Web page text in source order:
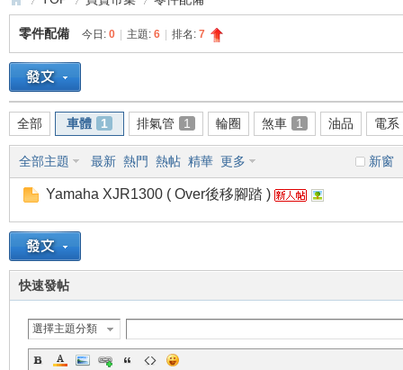
車
»
零件配備 今日: 0 主題: 6 排名: 7
全部 車體 1 排氣管 1 輪圈 煞車 1 油品 電系
新窗
全部主題 最新 熱門 熱帖 精華 更多
Yamaha XJR1300 ( Over後移腳踏 )
快速發帖
選擇主題分類